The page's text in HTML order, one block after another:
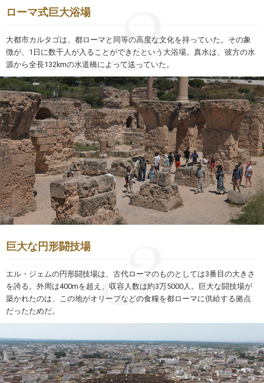
ローマ式巨大浴場
大都市カルタゴは、都ローマと同等の高度な文化を持っていた。その象
徴が、1日に数千人が入ることができたという大浴場。真水は、彼方の水
源から全長132kmの水道橋によって送っていた。
巨大な円形闘技場
エル・ジェムの円形闘技場は、古代ローマのものとしては3番目の大きさ
を誇る。外周は400mを超え、収容人数は約3万5000人。巨大な闘技場が
築かれたのは、この地がオリーブなどの食糧を都ローマに供給する拠点
だったためだ。